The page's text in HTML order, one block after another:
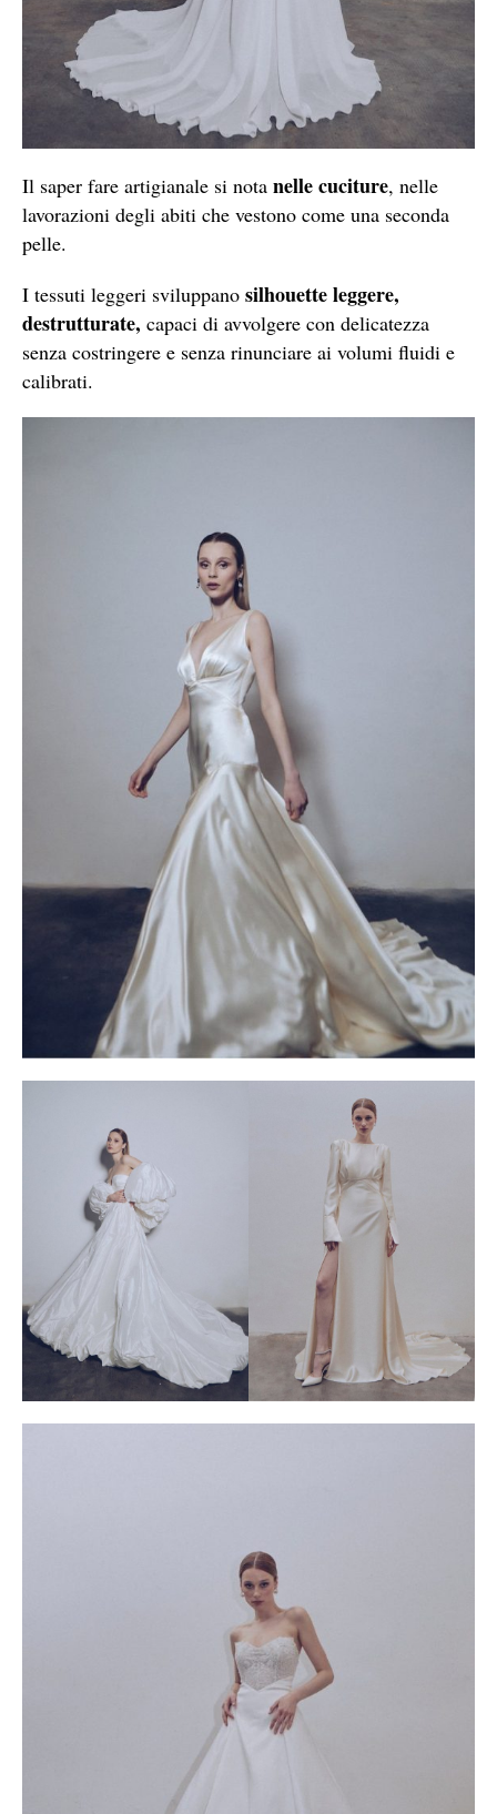
Il saper fare artigianale si nota nelle cuciture, nelle
lavorazioni degli abiti che vestono come una seconda
pelle.
I tessuti leggeri sviluppano silhouette leggere,
destrutturate, capaci di avvolgere con delicatezza
senza costringere e senza rinunciare ai volumi fluidi e
calibrati.